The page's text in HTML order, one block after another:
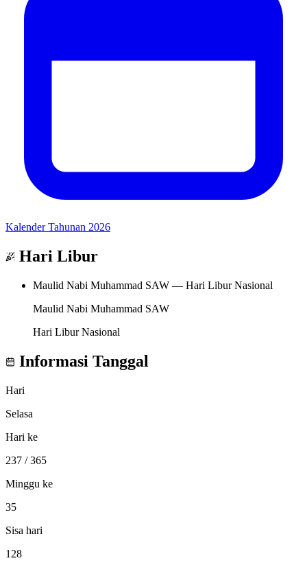
Kalender Tahunan 2026
Hari Libur
Maulid Nabi Muhammad SAW — Hari Libur Nasional
Maulid Nabi Muhammad SAW
Hari Libur Nasional
Informasi Tanggal
Hari
Selasa
Hari ke
237 / 365
Minggu ke
35
Sisa hari
128